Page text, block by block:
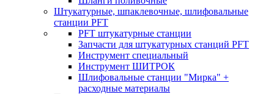
Штукатурные, шпаклевочные, шлифовальные
станции PFT
PFT штукатурные станции
Запчасти для штукатурных станций PFT
Инструмент специальный
Инструмент ШИТРОК
Шлифовальные станции "Мирка" +
расходные материалы